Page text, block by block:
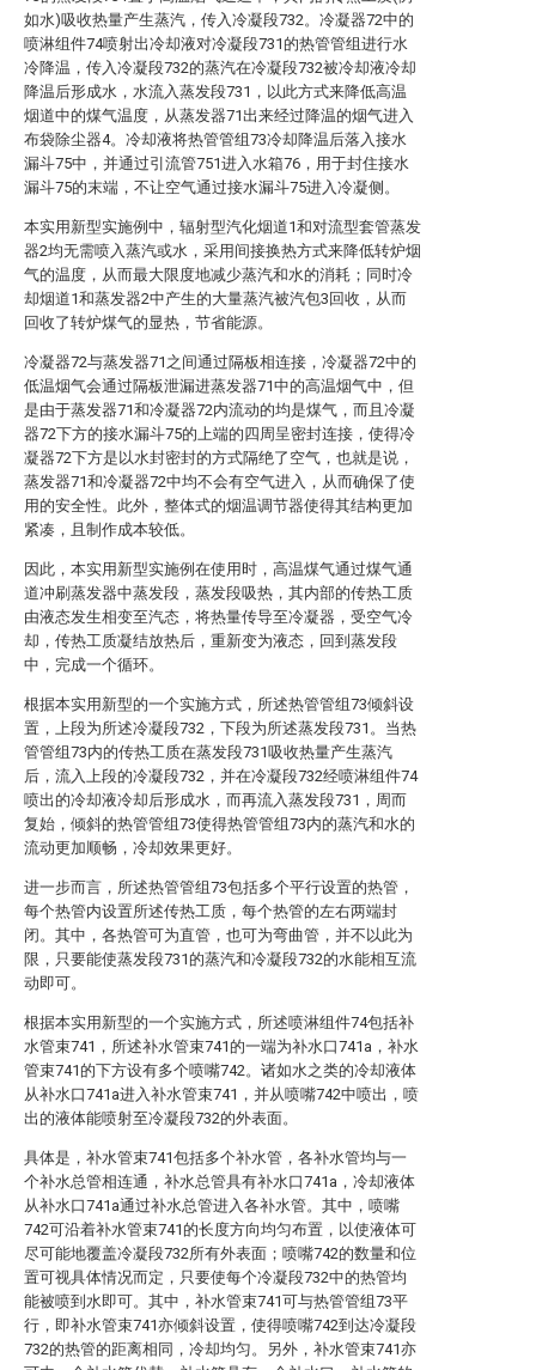
如水)吸收热量产生蒸汽，传入冷凝段732。冷凝器72中的
喷淋组件74喷射出冷却液对冷凝段731的热管管组进行水
冷降温，传入冷凝段732的蒸汽在冷凝段732被冷却液冷却
降温后形成水，水流入蒸发段731，以此方式来降低高温
烟道中的煤气温度，从蒸发器71出来经过降温的烟气进入
布袋除尘器4。冷却液将热管管组73冷却降温后落入接水
漏斗75中，并通过引流管751进入水箱76，用于封住接水
漏斗75的末端，不让空气通过接水漏斗75进入冷凝侧。
本实用新型实施例中，辐射型汽化烟道1和对流型套管蒸发
器2均无需喷入蒸汽或水，采用间接换热方式来降低转炉烟
气的温度，从而最大限度地减少蒸汽和水的消耗；同时冷
却烟道1和蒸发器2中产生的大量蒸汽被汽包3回收，从而
回收了转炉煤气的显热，节省能源。
冷凝器72与蒸发器71之间通过隔板相连接，冷凝器72中的
低温烟气会通过隔板泄漏进蒸发器71中的高温烟气中，但
是由于蒸发器71和冷凝器72内流动的均是煤气，而且冷凝
器72下方的接水漏斗75的上端的四周呈密封连接，使得冷
凝器72下方是以水封密封的方式隔绝了空气，也就是说，
蒸发器71和冷凝器72中均不会有空气进入，从而确保了使
用的安全性。此外，整体式的烟温调节器使得其结构更加
紧凑，且制作成本较低。
因此，本实用新型实施例在使用时，高温煤气通过煤气通
道冲刷蒸发器中蒸发段，蒸发段吸热，其内部的传热工质
由液态发生相变至汽态，将热量传导至冷凝器，受空气冷
却，传热工质凝结放热后，重新变为液态，回到蒸发段
中，完成一个循环。
根据本实用新型的一个实施方式，所述热管管组73倾斜设
置，上段为所述冷凝段732，下段为所述蒸发段731。当热
管管组73内的传热工质在蒸发段731吸收热量产生蒸汽
后，流入上段的冷凝段732，并在冷凝段732经喷淋组件74
喷出的冷却液冷却后形成水，而再流入蒸发段731，周而
复始，倾斜的热管管组73使得热管管组73内的蒸汽和水的
流动更加顺畅，冷却效果更好。
进一步而言，所述热管管组73包括多个平行设置的热管，
每个热管内设置所述传热工质，每个热管的左右两端封
闭。其中，各热管可为直管，也可为弯曲管，并不以此为
限，只要能使蒸发段731的蒸汽和冷凝段732的水能相互流
动即可。
根据本实用新型的一个实施方式，所述喷淋组件74包括补
水管束741，所述补水管束741的一端为补水口741a，补水
管束741的下方设有多个喷嘴742。诸如水之类的冷却液体
从补水口741a进入补水管束741，并从喷嘴742中喷出，喷
出的液体能喷射至冷凝段732的外表面。
具体是，补水管束741包括多个补水管，各补水管均与一
个补水总管相连通，补水总管具有补水口741a，冷却液体
从补水口741a通过补水总管进入各补水管。其中，喷嘴
742可沿着补水管束741的长度方向均匀布置，以使液体可
尽可能地覆盖冷凝段732所有外表面；喷嘴742的数量和位
置可视具体情况而定，只要使每个冷凝段732中的热管均
能被喷到水即可。其中，补水管束741可与热管管组73平
行，即补水管束741亦倾斜设置，使得喷嘴742到达冷凝段
732的热管的距离相同，冷却均匀。另外，补水管束741亦